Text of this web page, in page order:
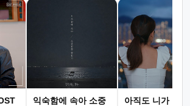
익숙함에 속아 소중
아직도 니가 그